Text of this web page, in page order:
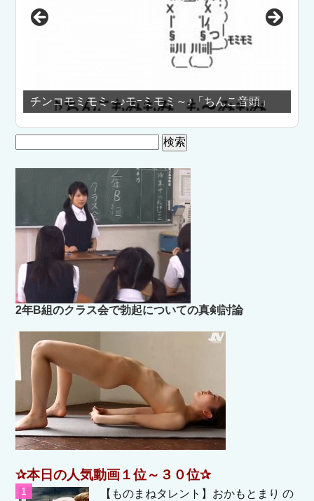
コモミモミ～♪モｰミモミ～♪「ちんこ音頭」 AKB48ド
索:
2年B組のクラス会で勃起についての真剣討論
✰本日の人気動画１位～３０位✰
【ものまねタレント】おかもとまり の